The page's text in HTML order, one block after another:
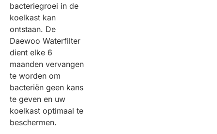
bacteriegroei in de
koelkast kan
ontstaan. De
Daewoo Waterfilter
dient elke 6
maanden vervangen
te worden om
bacteriën geen kans
te geven en uw
koelkast optimaal te
beschermen.